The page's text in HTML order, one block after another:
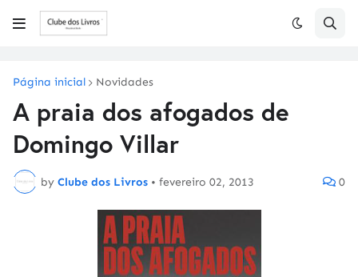
Página inicial Novidades
A praia dos afogados de
Domingo Villar
by Clube dos Livros • fevereiro 02, 2013 0